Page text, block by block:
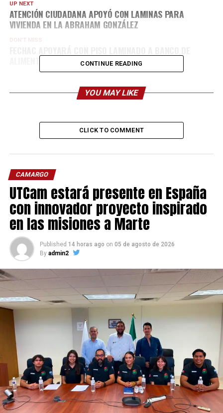
UP NEXT
ATENCIÓN CIUDADANA APOYÓ CON LAMINAS PARA
VIVIENDA EN LA ABRAHAM GONZÁLEZ
DON'T MISS
ALIMENTOS “CARITAS”CONTINUE READING
YOU MAY LIKE
CLICK TO COMMENT
CAMARGO
UTCam estará presente en España
con innovador proyecto inspirado
en las misiones a Marte
Published 14 horas ago on 05 de agosto de 2026
By admin2